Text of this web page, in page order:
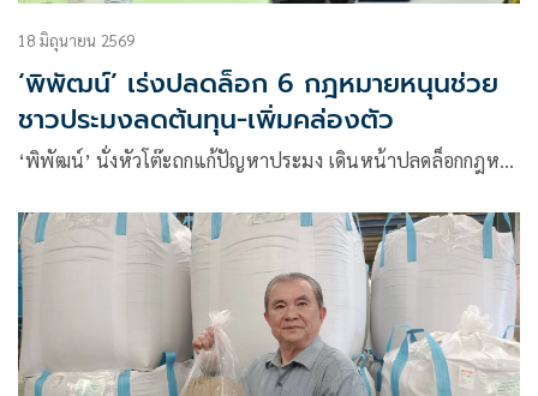
18 มิถุนายน 2569
‘พิพัฒน์’ เร่งปลดล็อก 6 กฎหมายหนุนช่วย
ชาวประมงลดต้นทุน-เพิ่มคล่องตัว
‘พิพัฒน์’ นั่งหัวโต๊ะถกแก้ปัญหาประมง เดินหน้าปลดล็อกกฎห…